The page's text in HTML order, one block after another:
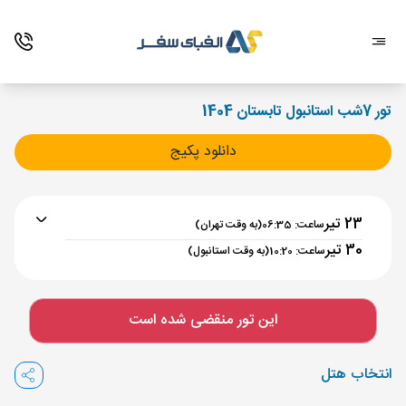
تور 7شب استانبول تابستان 1404
دانلود پکیج
23 تیر ساعت: 06:35 (به وقت تهران)
30 تیر ساعت: 10:20 (به وقت استانبول)
تهران , فرودگاه بین‌المللی امام خمینی IKA
مدت پرواز :
استانبول ,
این تور منقضی شده است
انتخاب هتل